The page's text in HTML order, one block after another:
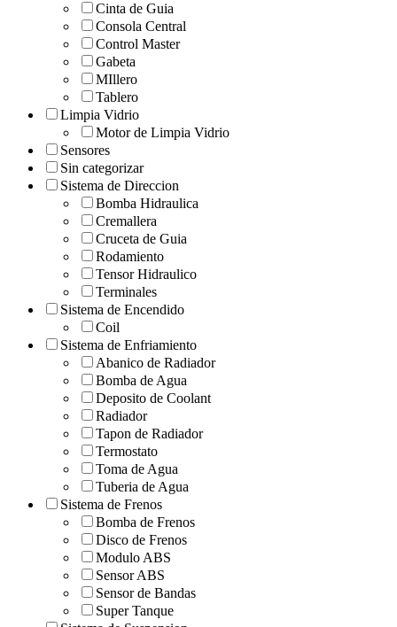
Cinta de Guia
Consola Central
Control Master
Gabeta
MIllero
Tablero
Limpia Vidrio
Motor de Limpia Vidrio
Sensores
Sin categorizar
Sistema de Direccion
Bomba Hidraulica
Cremallera
Cruceta de Guia
Rodamiento
Tensor Hidraulico
Terminales
Sistema de Encendido
Coil
Sistema de Enfriamiento
Abanico de Radiador
Bomba de Agua
Deposito de Coolant
Radiador
Tapon de Radiador
Termostato
Toma de Agua
Tuberia de Agua
Sistema de Frenos
Bomba de Frenos
Disco de Frenos
Modulo ABS
Sensor ABS
Sensor de Bandas
Super Tanque